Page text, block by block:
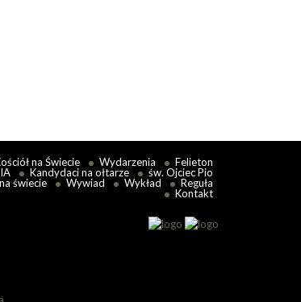
na Świecie Wydarzenia
Felieton
Kandydaci na ołtarze
św. Ojciec Pio
świecie Wywiad Wykład
Reguła
Kontakt